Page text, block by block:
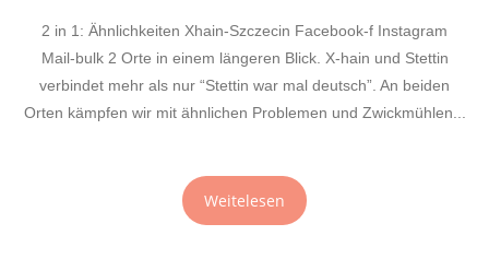
2 in 1: Ähnlichkeiten Xhain-Szczecin Facebook-f Instagram
Mail-bulk 2 Orte in einem längeren Blick. X-hain und Stettin
verbindet mehr als nur “Stettin war mal deutsch”. An beiden
Orten kämpfen wir mit ähnlichen Problemen und Zwickmühlen...
Weitelesen